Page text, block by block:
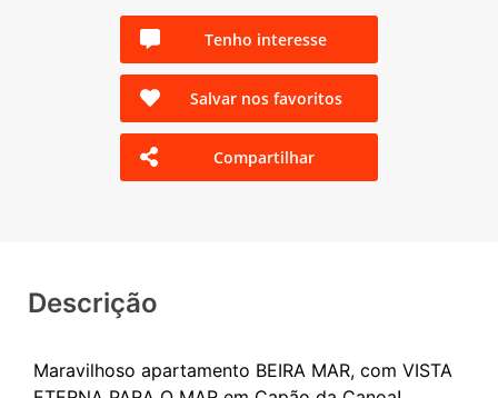
Tenho interesse
Salvar nos favoritos
Compartilhar
Descrição
Maravilhoso apartamento BEIRA MAR, com VISTA